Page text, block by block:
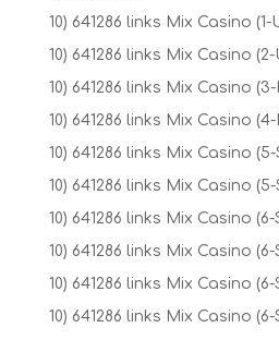
10) 641286 links Mix Casino
10) 641286 links Mix Casino
10) 641286 links Mix Casino
10) 641286 links Mix Casino
10) 641286 links Mix Casino
10) 641286 links Mix Casino
10) 641286 links Mix Casino (6-
10) 641286 links Mix Casino
10) 641286 links Mix Casino
10) 641286 links Mix Casino